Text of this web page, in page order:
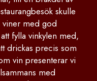
skulle
viner med god
fylla vinkylen med,
drickas precis som
vin presenterar vi
med